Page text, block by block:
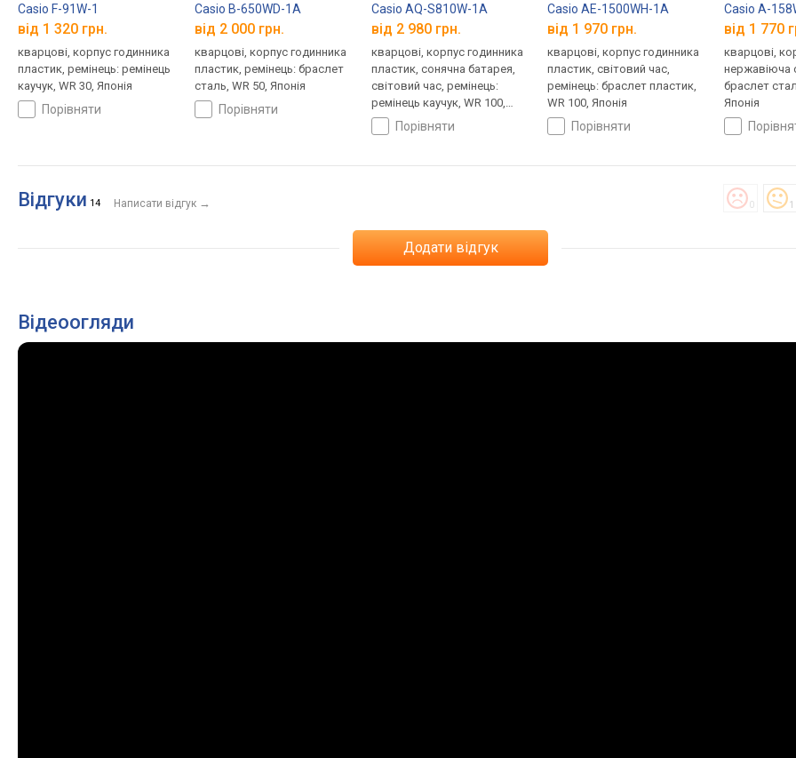
Casio F-91W-1
від 1 320 грн.
кварцові, корпус годинника
пластик, ремінець: ремінець
каучук, WR 30, Японія
порівняти
Casio B-650WD-1A
від 2 000 грн.
кварцові, корпус годинника
пластик, ремінець: браслет
сталь, WR 50, Японія
порівняти
Casio AQ-S810W-1A
від 2 980 грн.
кварцові, корпус годинника
пластик, сонячна батарея,
світовий час, ремінець:
ремінець каучук, WR 100,
Японіяпорівняти
Casio AE-1500WH-1A
від 1 970 грн.
кварцові, корпус годинника
пластик, світовий час,
ремінець: браслет пластик,
WR 100, Японія
порівняти
Casio A-
від 1 770
кварцові,
нержавіюча
браслет
Японія
Відгуки 14 Написати відгук → 0 1
Додати відгук
Відеоогляди